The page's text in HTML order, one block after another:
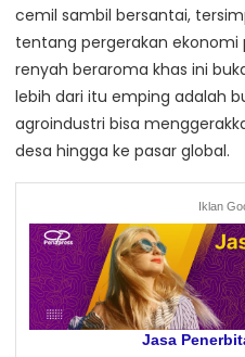
cemil sambil bersantai,
tentang pergerakan ekonomi
renyah beraroma khas ini
lebih dari itu emping adalah
agroindustri bisa
desa hingga ke pasar global.
Iklan
Jasa